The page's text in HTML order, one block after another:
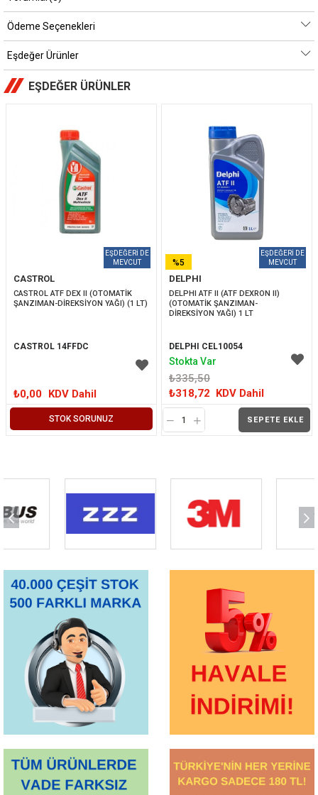
Ödeme Seçenekleri
Eşdeğer Ürünler
EŞDEĞER ÜRÜNLER
STOK SORUNUZ
CASTROL
CASTROL ATF DEX II (OTOMATİK
ŞANZIMAN-DİREKSİYON YAĞI) (1 LT)
CASTROL 14FFDC
₺0,00 KDV Dahil
DELPHI
DELPHI ATF II (ATF DEXRON II)
(OTOMATİK ŞANZIMAN-
DİREKSİYON YAĞI) 1 LT
DELPHI CEL10054
₺335,50
₺318,72 KDV Dahil
SEPETE EKLE
%5
İNDIRIM
Stokta Var